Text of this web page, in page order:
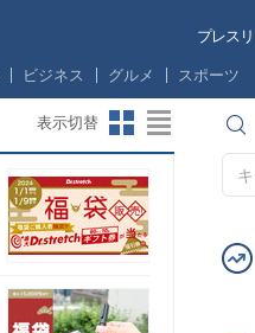
プレス
ビジネス グルメ スポーツ
表示切替